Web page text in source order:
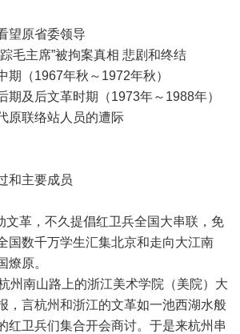
望原省委领导
毛主席”被拘案真相 悲剧和终结
期（1967年秋～1972年秋）
期及后文革时期（1973年～1988年）
原联络站人员的遭际
和主要成员
文革，不久提倡红卫兵全国大串联，免
国数千万学生汇集北京和走向大江南
燎原。
州南山路上的浙江美术学院（美院）大
，言杭州和浙江的文革如一池西湖水般
红卫兵们集合开会商讨。于是来杭州串